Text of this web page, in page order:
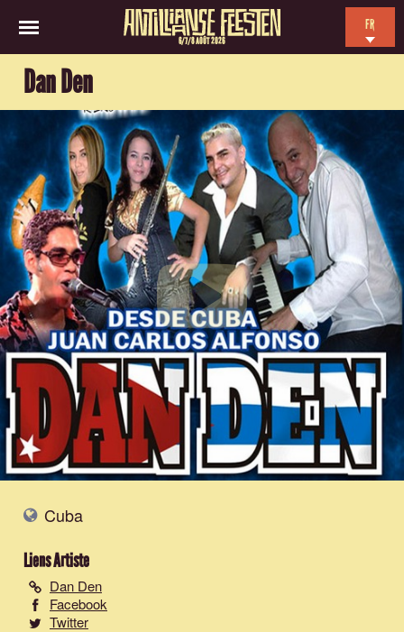
6/7/8 AOÛT 2026
FR
Dan Den
Cuba
Liens Artiste
Dan Den
Facebook
Twitter